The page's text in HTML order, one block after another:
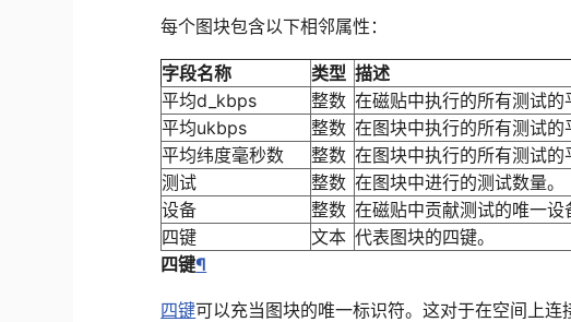
每个图块包含以下相邻属性：
字段名称 类型 描述
平均d_kbps
整数 在磁贴中执行的所有测试的
平均ukbps
整数 在图块中执行的所有测试的
平均纬度毫秒数
整数 在图块中执行的所有测试的
测试
整数 在图块中进行的测试数量。
设备
整数 在磁贴中贡献测试的唯一设
四键
文本 代表图块的四键。
四键¶
四键可以充当图块的唯一标识符。这对于在空间上